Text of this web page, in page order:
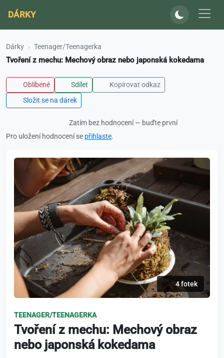
DÁRKY
Dárky Teenager/Teenagerka
Tvoření z mechu: Mechový obraz nebo japonská kokedama
Oblíbené Sdílet
Kopírovat odkaz
Složit se na dárek
Zatím bez hodnocení — buďte první
Pro uložení hodnocení se přihlaste.
4 fotek
TEENAGER/TEENAGERKA
Tvoření z mechu: Mechový obraz
nebo japonská kokedama